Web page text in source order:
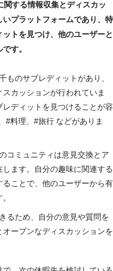
する情報収集とディスカッ
プラットフォームであり、特
トを見つけ、他のユーザーと
す。
ものサブレディットがあり、
カッションが行われていま
ディットを見つけることが容
#料理、#旅行 などがありま
コミュニティは意見交換とア
します。自分の趣味に関連する
ことで、他のユーザーから有
るため、自分の意見や質問を
ープンなディスカッションを